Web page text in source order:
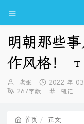
明朝那些
作风格！
博
主：
老张
发
布
2022 年
267字数
分
随记
首页 正文